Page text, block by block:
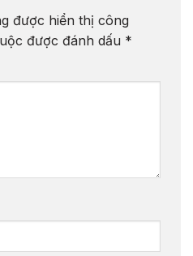
được hiển thị công
được đánh dấu *